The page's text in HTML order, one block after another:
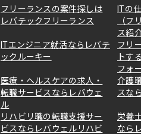
フリーランスの案件探しは
レバテックフリーランス
ITの
（フ
ス紹
ITエンジニア就活ならレバテ
ックルーキー
フリ
トす
フォ
医療・ヘルスケアの求人・
転職サービスならレバウェ
ル
介護
スな
リハビリ職の転職支援サー
ビスならレバウェルリハビ
栄養
なら